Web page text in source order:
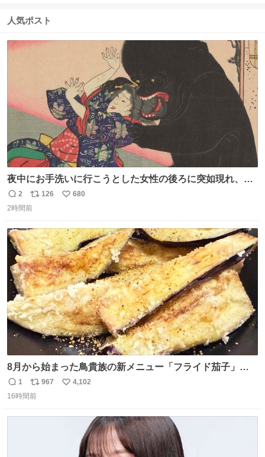
数
ス
数
人気ポスト
夜中にお手洗いに行こうとした女性の後ろに突如現れ、髪
の毛にガブリと嚙みついたのは、「髪切」という真っ黒な
モンスター。顔をアップでみるとちょっと怖い、正体不明
「アニマル＆モンスター」展にて8/23まで展示していま
す。
返
信
2
リ
ポ
ト
数
126
い
数
680
2時間前
8月から始まった鳥貴族の新メニュー「フライド茄子」が
うますぎでした 信じて……
返
信
1
リ
ポ
967
い
4,102
16時間前